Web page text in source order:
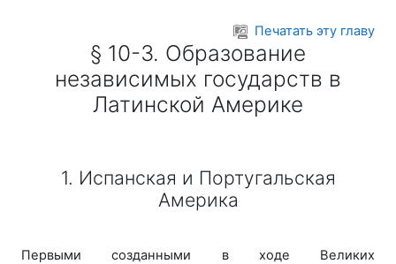
Печатать эту главу
§ 10-3. Образование
независимых государств в
Латинской Америке
1. Испанская и Португальская
Америка
Первыми созданными в ходе Великих